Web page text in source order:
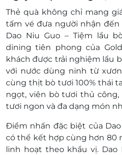
Thẻ quà không chỉ mang
tấm vé đưa người nhận
Dao Niu Guo – Tiệm lẩu
dining tiên phong của
khách được trải nghiệm lẩu
với nước dùng ninh từ
cùng thịt bò tươi 100% thái
ngọt, viên bò tươi thủ công,
tươi ngon và đa dạng món
Điểm nhấn đặc biệt của
có thể kết hợp cùng hơn 80
linh hoạt theo khẩu vị.